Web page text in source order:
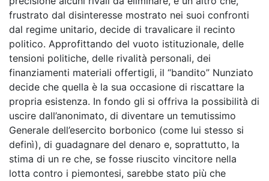
frustrato dal disinteresse mostrato nei suoi confronti
dal regime unitario, decide di travalicare il recinto
politico. Approfittando del vuoto istituzionale, delle
tensioni politiche, delle rivalità personali, dei
finanziamenti materiali offertigli, il “bandito” Nunziato
decide che quella è la sua occasione di riscattare la
propria esistenza. In fondo gli si offriva la possibilità di
uscire dall’anonimato, di diventare un temutissimo
Generale dell’esercito borbonico (come lui stesso si
definì), di guadagnare del denaro e, soprattutto, la
stima di un re che, se fosse riuscito vincitore nella
lotta contro i piemontesi, sarebbe stato più che